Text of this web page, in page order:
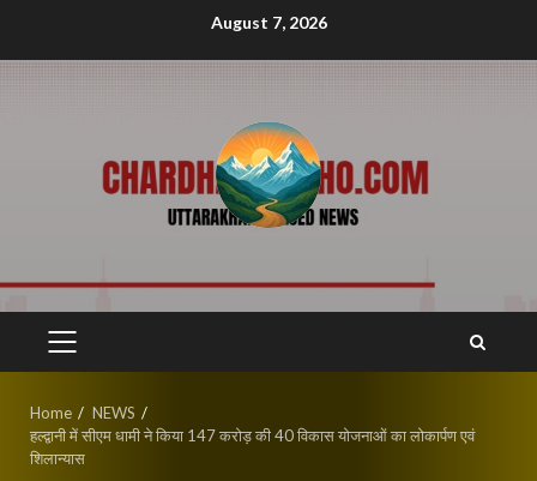
August 7, 2026
PRIMARY
Home
NEWS
हल्द्वानी में सीएम धामी ने किया 147 करोड़ की 40 विकास योजनाओं का लोकार्पण एवं
शिलान्यास